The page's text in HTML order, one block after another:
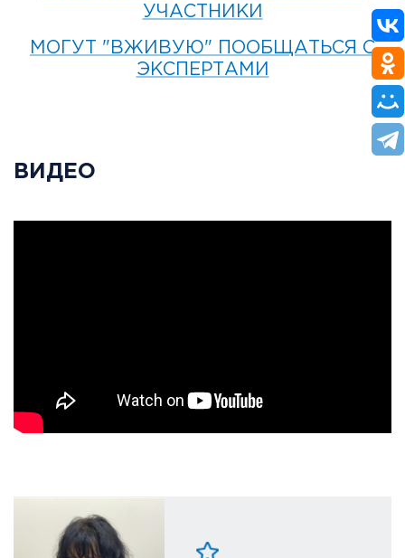
УЧАСТНИКИ
МОГУТ "ВЖИВУЮ" ПООБЩАТЬСЯ С
ЭКСПЕРТАМИ
ВИДЕО